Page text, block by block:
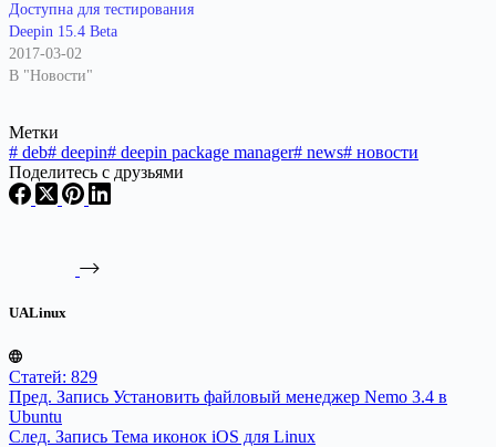
Доступна для тестирования
Deepin 15.4 Beta
2017-03-02
В "Новости"
Метки
# deb# deepin# deepin package manager# news# новости
Поделитесь с друзьями
UALinux
Статей: 829
Пред. Запись Установить файловый менеджер Nemo 3.4 в
Ubuntu
След. Запись Тема иконок iOS для Linux